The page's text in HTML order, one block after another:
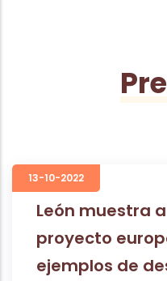
13-10-2022
León muestra
proyecto
ejemplos de